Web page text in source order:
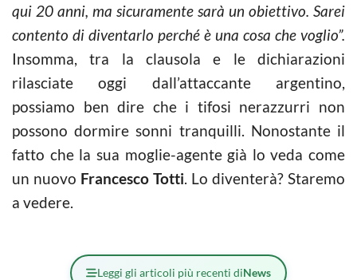
qui 20 anni, ma sicuramente sarà un obiettivo. Sarei
contento di diventarlo perché è una cosa che voglio”.
Insomma, tra la clausola e le dichiarazioni
rilasciate oggi dall’attaccante argentino,
possiamo ben dire che i tifosi nerazzurri non
possono dormire sonni tranquilli. Nonostante il
fatto che la sua moglie-agente già lo veda come
un nuovo Francesco Totti. Lo diventerà? Staremo
a vedere.
Leggi gli articoli più recenti diNews